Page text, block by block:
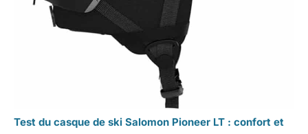
Test du casque de ski Salomon Pioneer LT : confort et